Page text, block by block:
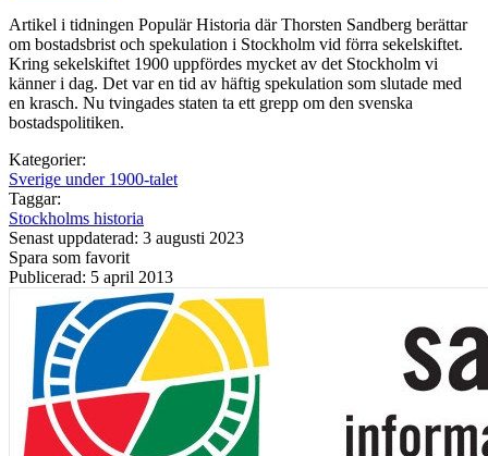
Artikel i tidningen Populär Historia där Thorsten Sandberg berättar
om bostadsbrist och spekulation i Stockholm vid förra sekelskiftet.
Kring sekelskiftet 1900 uppfördes mycket av det Stockholm vi
känner i dag. Det var en tid av häftig spekulation som slutade med
en krasch. Nu tvingades staten ta ett grepp om den svenska
bostadspolitiken.
Kategorier:
Sverige under 1900-talet
Taggar:
Stockholms historia
Senast uppdaterad: 3 augusti 2023
Spara som favorit
Publicerad: 5 april 2013